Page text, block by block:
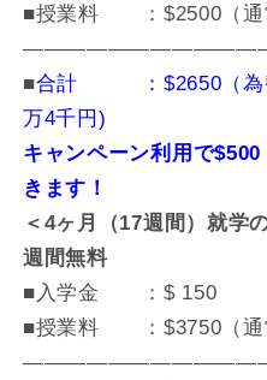
■授業料 ：$2500（通
■合計 ：$2650（為
万4千円)
キャンペーン利用で
きます！
＜4ヶ月（17週間）就学
週間無料
■入学金 ：$ 150
■授業料 ：$3750（通